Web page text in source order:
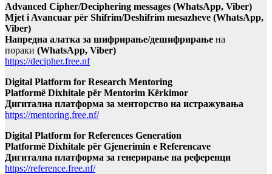
Advanced Cipher/Deciphering messages (WhatsApp, Viber)
Mjet i Avancuar për Shifrim/Deshifrim mesazheve (WhatsApp,
Viber)
Напредна алатка за шифрирање/дешифрирање на
пораки (WhatsApp, Viber)
https://decipher.free.nf
Digital Platform for Research Mentoring
Platformë Dixhitale për Mentorim Kërkimor
Дигитална платформа за менторство на истражувања
https://mentoring.free.nf/
Digital Platform for References Generation
Platformë Dixhitale për Gjenerimin e Referencave
Дигитална платформа за генерирање на референци
https://reference.free.nf/